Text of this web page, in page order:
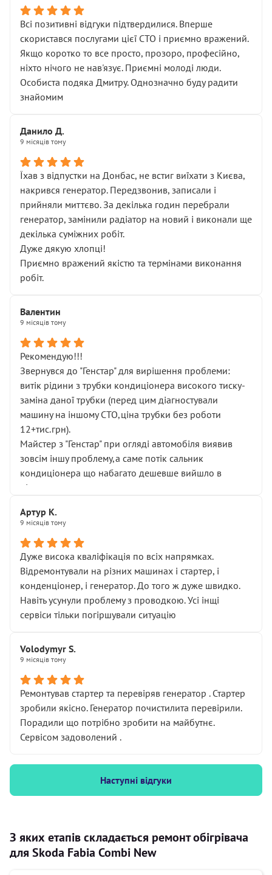
Всі позитивні відгуки підтвердилися. Вперше
скористався послугами цієї СТО і приємно вражений.
Якщо коротко то все просто, прозоро, професійно,
ніхто нічого не нав'язує. Приємні молоді люди.
Особиста подяка Дмитру. Однозначно буду радити
знайомим
Данило Д.
9 місяців тому
Їхав з відпустки на Донбас, не встиг виїхати з Києва,
накрився генератор. Передзвонив, записали і
прийняли миттєво. За декілька годин перебрали
генератор, замінили радіатор на новий і виконали ще
декілька суміжних робіт.
Дуже дякую хлопці!
Приємно вражений якістю та термінами виконання
робіт.
Валентин
9 місяців тому
Рекомендую!!!
Звернувся до "Генстар" для вирішення проблеми:
витік рідини з трубки кондиціонера високого тиску-
заміна даної трубки (перед цим діагностували
машину на іншому СТО,ціна трубки без роботи
12+тис.грн).
Майстер з "Генстар" при огляді автомобіля виявив
зовсім іншу проблему,а саме потік сальник
кондиціонера що набагато дешевше вийшло в
підсумку.
Артур К.
9 місяців тому
Дуже висока кваліфікація по всіх напрямках.
Відремонтували на різних машинах і стартер, і
конденціонер, і генератор. До того ж дуже швидко.
Навіть усунули проблему з проводкою. Усі інщі
сервіси тільки погіршували ситуацію
Volodymyr S.
9 місяців тому
Ремонтував стартер та перевіряв генератор . Стартер
зробили якісно. Генератор почистилита перевірили.
Порадили що потрібно зробити на майбутнє.
Сервісом задоволений .
Наступні відгуки
З яких етапів складається ремонт обігрівача
для Skoda Fabia Combi New